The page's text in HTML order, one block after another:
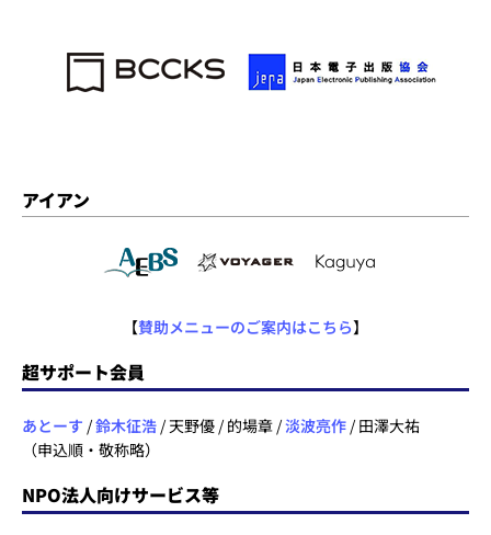
アイアン
【賛助メニューのご案内はこちら】
超サポート会員
あとーす /鈴木征浩 / 天野優 / 的場章 /淡波亮作 / 田澤大祐
（申込順・敬称略）
NPO法人向けサービス等